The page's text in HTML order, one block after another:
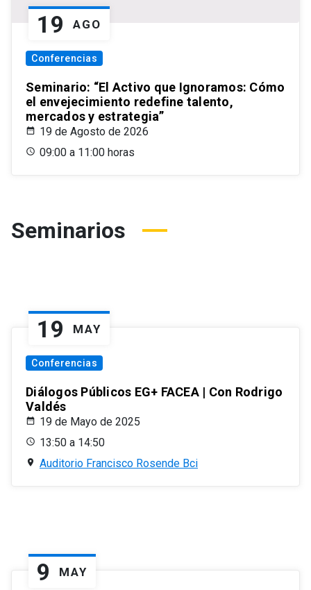
19 AGO
Conferencias
Seminario: “El Activo que Ignoramos: Cómo
el envejecimiento redefine talento,
mercados y estrategia”
19 de Agosto de 2026
09:00 a 11:00 horas
Seminarios
19 MAY
Conferencias
Diálogos Públicos EG+ FACEA | Con Rodrigo
Valdés
19 de Mayo de 2025
13:50 a 14:50
Auditorio Francisco Rosende Bci
9 MAY